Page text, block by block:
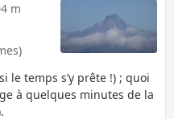
m
le temps s’y prête !) ; quoi
à quelques minutes de la